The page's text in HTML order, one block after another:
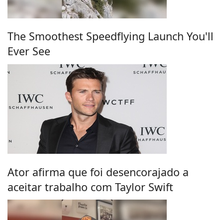
The Smoothest Speedflying Launch You'll
Ever See
Ator afirma que foi desencorajado a
aceitar trabalho com Taylor Swift